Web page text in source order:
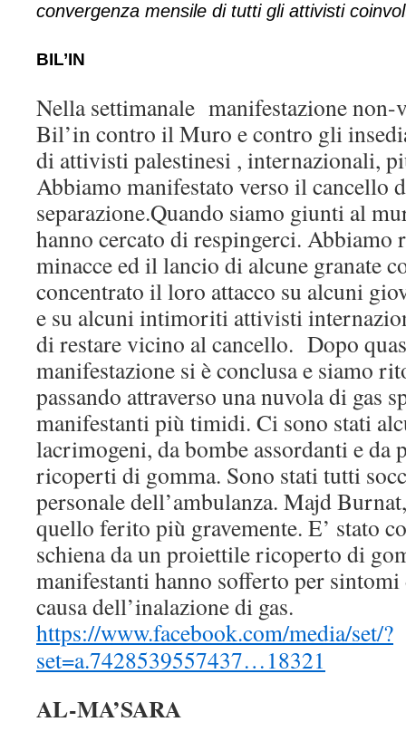
convergenza mensile di tutti gli attivisti
BIL’IN
Nella settimanale manifestazione
Bil’in contro il Muro e contro gli
di attivisti palestinesi , internazionali,
Abbiamo manifestato verso il cancello
separazione.Quando siamo giunti al
hanno cercato di respingerci. Abbiamo
minacce ed il lancio di alcune granate
concentrato il loro attacco su alcuni
e su alcuni intimoriti attivisti
di restare vicino al cancello. Dopo
manifestazione si è conclusa e siamo
passando attraverso una nuvola di gas
manifestanti più timidi. Ci sono stati
lacrimogeni, da bombe assordanti e da
ricoperti di gomma. Sono stati tutti
personale dell’ambulanza. Majd
quello ferito più gravemente. E’ stato
schiena da un proiettile ricoperto di
manifestanti hanno sofferto per sintomi
causa dell’inalazione di gas.
https://www.facebook.com/media/set/?
set=a.7428539557437…18321
AL-MA’SARA